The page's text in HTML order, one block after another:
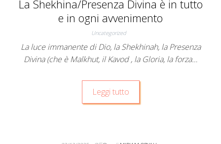
La Shekhina/Presenza Divina è in tutto
e in ogni avvenimento
Uncategorized
La luce immanente di Dio, la Shekhinah, la Presenza
Divina (che è Malkhut, il Kavod , la Gloria, la forza…
Leggi tutto